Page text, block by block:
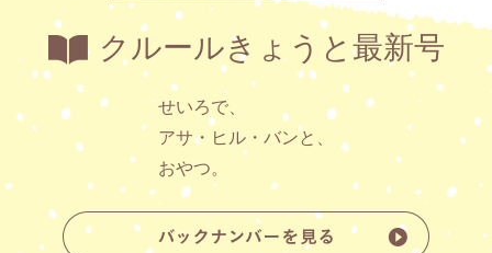
クルールきょうと最新号
せいろで、
アサ・ヒル・バンと、
おやつ。